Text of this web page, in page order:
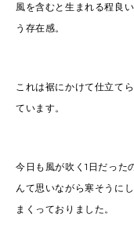
風を含むと生まれる程良
う存在感。
これは裾にかけて仕立て
ています。
今日も風が吹く1日だった
んて思いながら寒そうに
まくっておりました。